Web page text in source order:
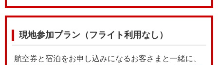
現地参加プラン（フライト利用なし）
航空券と宿泊をお申し込みになるお客さまと一緒に、